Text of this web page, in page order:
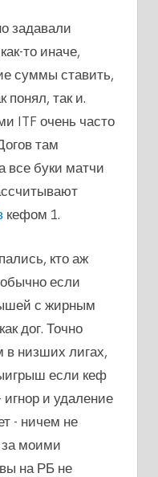
задавали
то иначе,
суммы ставить,
понял, так и.
ITF очень часто
там
все буки матчи
кефом 1.
кто аж
если
с жирным
дог. Точно
в низших лигах,
если кеф
и удаление
- ничем не
за моими
на РБ не